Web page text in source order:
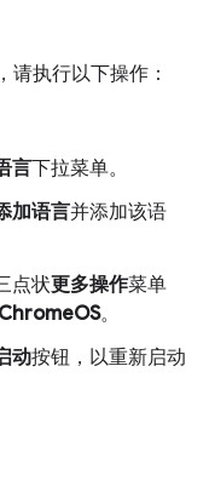
请执行以下操作：
言下拉菜单。
加语言并添加该语
点状更多操作菜单
。
动按钮，以重新启动